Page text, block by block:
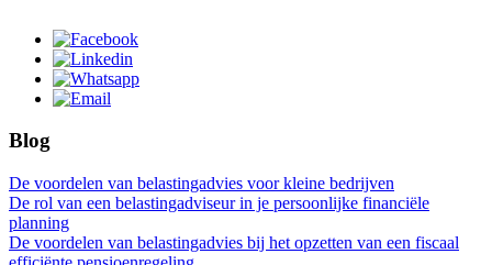
Blog
De voordelen van belastingadvies voor kleine bedrijven
De rol van een belastingadviseur in je persoonlijke financiële
planning
De voordelen van belastingadvies bij het opzetten van een fiscaal